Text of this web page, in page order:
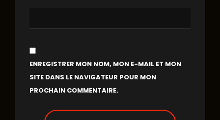
ENREGISTRER MON NOM, MON E-MAIL ET MON
SITE DANS LE NAVIGATEUR POUR MON
PROCHAIN COMMENTAIRE.